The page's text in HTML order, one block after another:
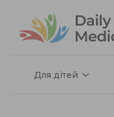
Для дітей